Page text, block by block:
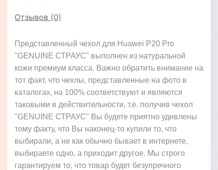
Отзывов (0)
Представленный чехол для Huawei P20 Pro
"GENUINE СТРАУС" выполнен из натуральной
кожи премиум класса. Важно обратить внимание на
тот факт, что чехлы, представленные на фото в
каталогах, на 100% соответствуют и являются
таковыми в действительности, т.е. получив чехол
"GENUINE СТРАУС" Вы будете приятно удивлены
тому факту, что Вы наконец-то купили то, что
выбирали, а не как обычно бывает в интернете,
выбираете одно, а приходит другое. Мы строго
гарантируем то, что товар будет безупречного